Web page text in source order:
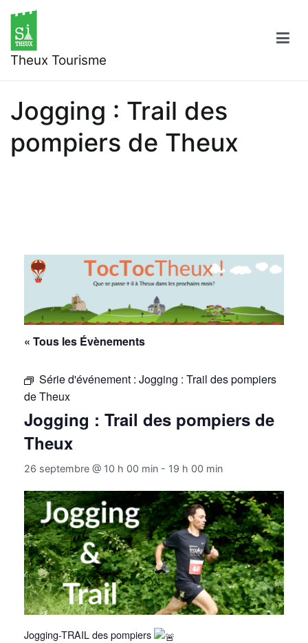
contenu
Theux Tourisme
Jogging : Trail des
pompiers de Theux
« Tous les Évènements
Série d'événement : Jogging : Trail des pompiers
de Theux
Jogging : Trail des pompiers de
Theux
26 septembre @ 10 h 00 min - 19 h 00 min
Jogging-TRAIL des pompiers